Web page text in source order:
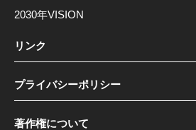
2030年VISION
リンク
プライバシーポリシー
著作権について